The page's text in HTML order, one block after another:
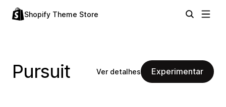
Shopify Theme Store
Pursuit Ver detalhes Experimentar